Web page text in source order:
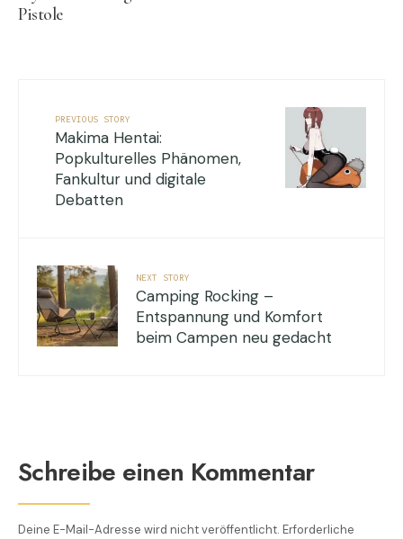
Pistole
PREVIOUS STORY
Makima Hentai:
Popkulturelles Phänomen,
Fankultur und digitale
Debatten
NEXT STORY
Camping Rocking –
Entspannung und Komfort
beim Campen neu gedacht
Schreibe einen Kommentar
Deine E-Mail-Adresse wird nicht veröffentlicht. Erforderliche